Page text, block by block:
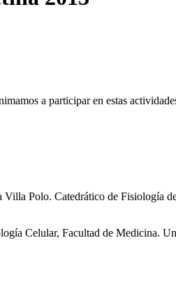
a participar en estas
Villa Polo. Catedrático de Fisiología
Celular, Facultad de Medicina.